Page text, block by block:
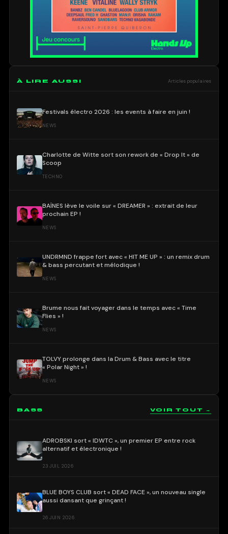
À LIRE AUSSI Articles populaires
Festivals électro 2026 : les events à faire en juin !
NEWS
Charlotte de Witte sort son rework de « Drop It » de
Scoop
TECHNO
BAÏNES lève le voile sur « DREAMER » : extrait de leur
prochain EP !
NEWS
UNDRMND frappe fort avec « HIT ME UP » : un remix drum
& bass percutant et mélodique !
NEWS
Brume nous fait voyager dans le temps avec « Time
Flies » !
NEWS
TOLVY prolonge dans la Drum & Bass avec le titre
« Polar Night » !
NEWS
BASS VOIR TOUT →
ADROBSKI sort « IDWTC », un premier EP entre rock
alternatif et électronique !
23 JUIL 2026
BLUE BOYS CLUB sort « DEAD FACE », un nouveau single
aussi dansant que grinçant !
26 JUIN 2026